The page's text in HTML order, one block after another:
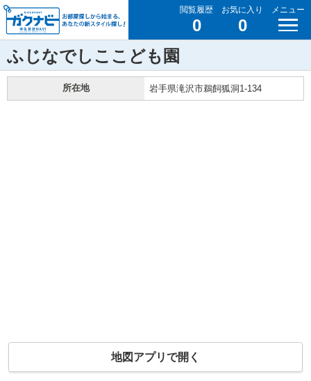
閲覧履歴
0
お気に入り
0
メニュー
ふじなでしここども園
所在地 岩手県滝沢市鵜飼狐洞1-134
地図アプリで開く